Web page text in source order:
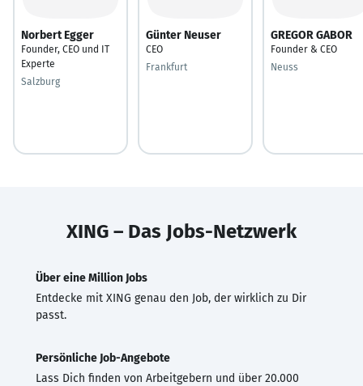
Norbert Egger
Founder, CEO und IT
Experte
Salzburg
Günter Neuser
CEO
Frankfurt
GREGOR GABOR
Founder & CEO
Neuss
XING – Das Jobs-Netzwerk
Über eine Million Jobs
Entdecke mit XING genau den Job, der wirklich zu Dir
passt.
Persönliche Job-Angebote
Lass Dich finden von Arbeitgebern und über 20.000